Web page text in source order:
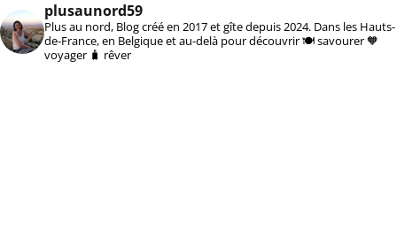
plusaunord59
Plus au nord, Blog créé en 2017 et gîte depuis 2024. Dans les Hauts-
de-France, en Belgique et au-delà pour découvrir 🍽️ savourer 🧡
voyager 🧳 rêver